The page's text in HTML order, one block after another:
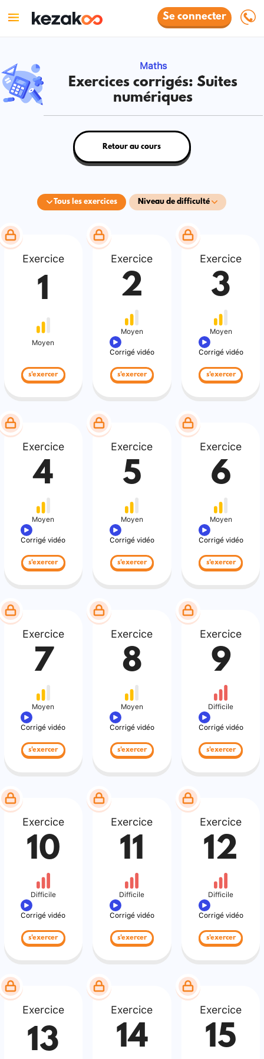
Se connecter
Maths
Exercices corrigés: Suites
numériques
Tous les exercices Niveau de difficulté
Retour au cours
Exercice
1
Moyen
s'exercer
Exercice
2
Moyen
Corrigé vidéo
s'exercer
Exercice
3
Moyen
Corrigé vidéo
s'exercer
Exercice
4
Moyen
Corrigé vidéo
s'exercer
Exercice
5
Moyen
Corrigé vidéo
s'exercer
Exercice
6
Moyen
Corrigé vidéo
s'exercer
Exercice
7
Moyen
Corrigé vidéo
s'exercer
Exercice
8
Moyen
Corrigé vidéo
s'exercer
Exercice
9
Difficile
Corrigé vidéo
s'exercer
Exercice
10
Difficile
Corrigé vidéo
s'exercer
Exercice
11
Difficile
Corrigé vidéo
s'exercer
Exercice
12
Difficile
Corrigé vidéo
s'exercer
Exercice
13
Exercice
14
Exercice
15